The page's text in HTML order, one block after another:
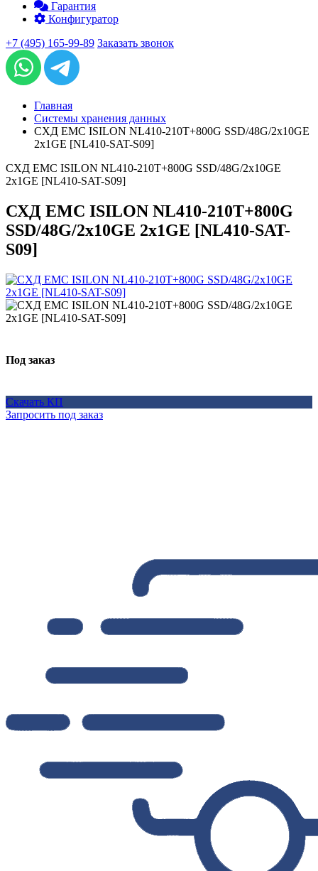
Гарантия
Конфигуратор
+7 (495) 165-99-89 Заказать звонок
Главная
Системы хранения данных
СХД EMC ISILON NL410-210T+800G SSD/48G/2x10GE
2x1GE [NL410-SAT-S09]
СХД EMC ISILON NL410-210T+800G SSD/48G/2x10GE
2x1GE [NL410-SAT-S09]
СХД EMC ISILON NL410-210T+800G
SSD/48G/2x10GE 2x1GE [NL410-SAT-
S09]
Под заказ
Скачать КП
Запросить под заказ